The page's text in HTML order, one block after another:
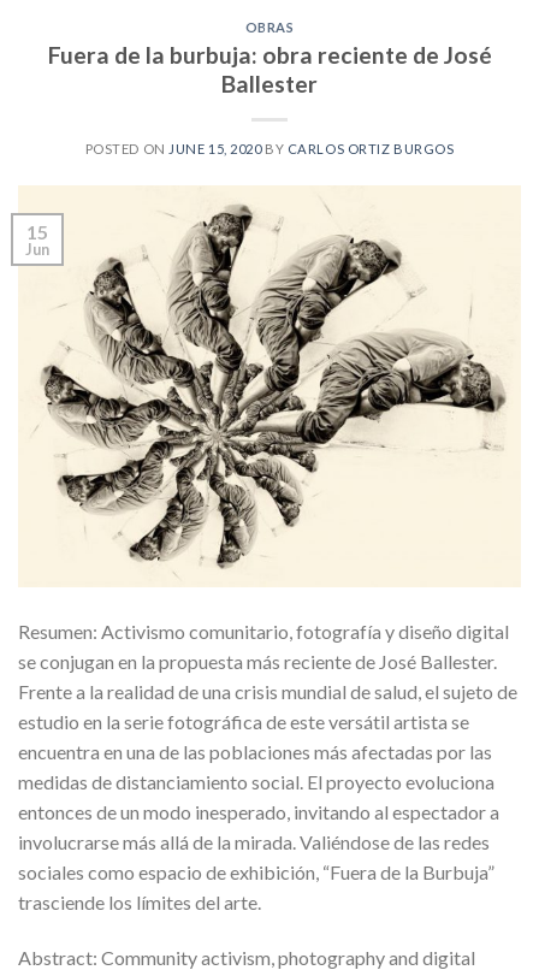
OBRAS
Fuera de la burbuja: obra reciente de José
Ballester
POSTED ON JUNE 15, 2020BY CARLOS ORTIZ BURGOS
15
Jun
Resumen: Activismo comunitario, fotografía y diseño digital
se conjugan en la propuesta más reciente de José Ballester.
Frente a la realidad de una crisis mundial de salud, el sujeto de
estudio en la serie fotográfica de este versátil artista se
encuentra en una de las poblaciones más afectadas por las
medidas de distanciamiento social. El proyecto evoluciona
entonces de un modo inesperado, invitando al espectador a
involucrarse más allá de la mirada. Valiéndose de las redes
sociales como espacio de exhibición, “Fuera de la Burbuja”
trasciende los límites del arte.
Abstract: Community activism, photography and digital